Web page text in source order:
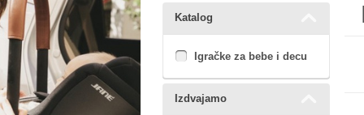
Katalog
Igračke za bebe i decu
Izdvajamo